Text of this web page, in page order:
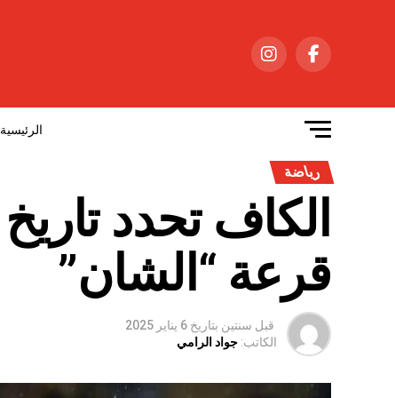
الرئيسية
رياضة
قرعة “الشان”
قبل سنتين بتاريخ 6 يناير 2025
الكاتب: جواد الرامي